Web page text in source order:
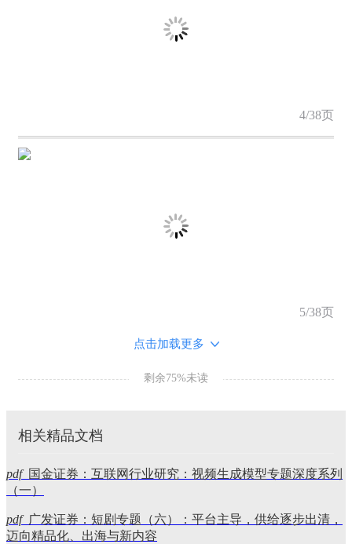
4/38页
5/38页
点击加载更多
剩余75%未读
相关精品文档
pdf国金证券：互联网行业研究：视频生成模型专题深度系列
（一）
pdf广发证券：短剧专题（六）：平台主导，供给逐步出清，
迈向精品化、出海与新内容